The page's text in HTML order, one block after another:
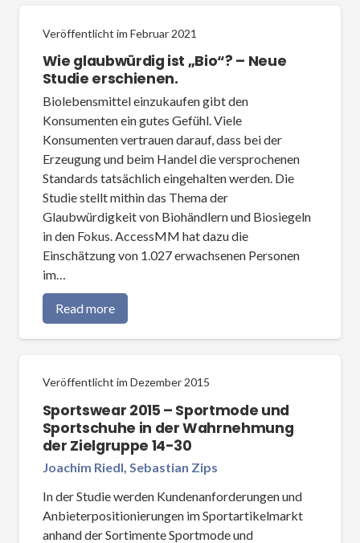
Veröffentlicht im Februar 2021
Wie glaubwürdig ist „Bio“? – Neue
Studie erschienen.
Biolebensmittel einzukaufen gibt den
Konsumenten ein gutes Gefühl. Viele
Konsumenten vertrauen darauf, dass bei der
Erzeugung und beim Handel die versprochenen
Standards tatsächlich eingehalten werden. Die
Studie stellt mithin das Thema der
Glaubwürdigkeit von Biohändlern und Biosiegeln
in den Fokus. AccessMM hat dazu die
Einschätzung von 1.027 erwachsenen Personen
im…
Read more
Veröffentlicht im Dezember 2015
Sportswear 2015 – Sportmode und
Sportschuhe in der Wahrnehmung
der Zielgruppe 14-30
Joachim Riedl, Sebastian Zips
In der Studie werden Kundenanforderungen und
Anbieterpositionierungen im Sportartikelmarkt
anhand der Sortimente Sportmode und